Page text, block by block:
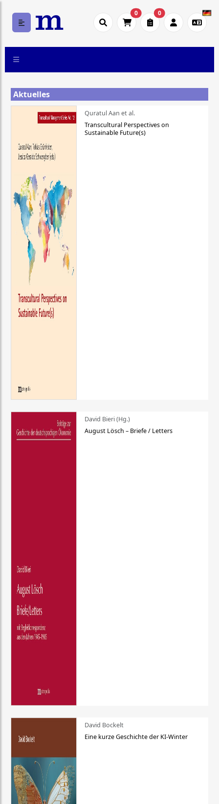
0 0
Aktuelles
Quratul Aan et al.
Transcultural Perspectives on
Sustainable Future(s)
David Bieri (Hg.)
August Lösch – Briefe / Letters
David Bockelt
Eine kurze Geschichte der KI-Winter